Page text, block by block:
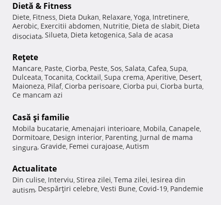
Dietă & Fitness
Diete, Fitness, Dieta Dukan, Relaxare, Yoga, Intretinere,
Aerobic, Exercitii abdomen, Nutritie, Dieta de slabit, Dieta
disociata, Silueta, Dieta ketogenica, Sala de acasa
Reţete
Mancare, Paste, Ciorba, Peste, Sos, Salata, Cafea, Supa,
Dulceata, Tocanita, Cocktail, Supa crema, Aperitive, Desert,
Maioneza, Pilaf, Ciorba perisoare, Ciorba pui, Ciorba burta,
Ce mancam azi
Casă şi familie
Mobila bucatarie, Amenajari interioare, Mobila, Canapele,
Dormitoare, Design interior, Parenting, Jurnal de mama
singura, Gravide, Femei curajoase, Autism
Actualitate
Din culise, Interviu, Stirea zilei, Tema zilei, Iesirea din
autism, Despărţiri celebre, Vesti Bune, Covid-19, Pandemie